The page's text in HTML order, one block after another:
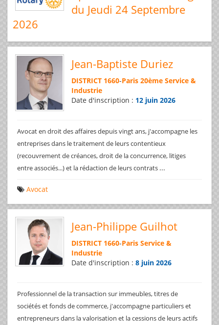
du Jeudi 24 Septembre
2026
Jean-Baptiste Duriez
DISTRICT 1660-Paris 20ème Service &
Industrie
Date d'inscription : 12 juin 2026
Avocat en droit des affaires depuis vingt ans, j'accompagne les
entreprises dans le traitement de leurs contentieux
(recouvrement de créances, droit de la concurrence, litiges
entre associés...) et la rédaction de leurs contrats ...
Avocat
Jean-Philippe Guilhot
DISTRICT 1660-Paris Service &
Industrie
Date d'inscription : 8 juin 2026
Professionnel de la transaction sur immeubles, titres de
sociétés et fonds de commerce, j'accompagne particuliers et
entrepreneurs dans la valorisation et la cessions de leurs actifs